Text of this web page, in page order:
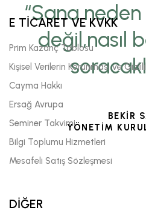
“Sana neden
değil,nasıl
BEKİR
YÖNETİM
E TİCARET VE KVKK
Prim Kazanç Tablosu
Kişisel Verilerin Korunması ve
Cayma Hakkı
Ersağ Avrupa
Seminer Takvimi
Bilgi Toplumu Hizmetleri
Mesafeli Satış Sözleşmesi
DİĞER